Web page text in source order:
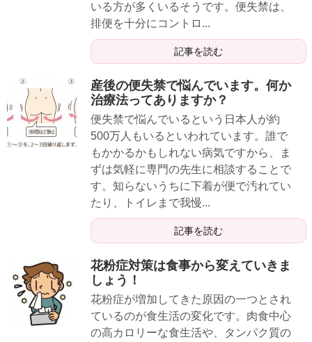
いる方が多くいるそうです。便失禁は、
排便を十分にコントロ...
記事を読む
産後の便失禁で悩んでいます。何か
治療法ってありますか？
便失禁で悩んでいるという日本人が約
500万人もいるといわれています。誰で
もかかるかもしれない病気ですから、ま
ずは気軽に専門の先生に相談することで
す。知らないうちに下着が便で汚れてい
たり、トイレまで我慢...
記事を読む
花粉症対策は食事から変えていきま
しょう！
花粉症が増加してきた原因の一つとされ
ているのが食生活の変化です。肉食中心
の高カロリーな食生活や、タンパク質の